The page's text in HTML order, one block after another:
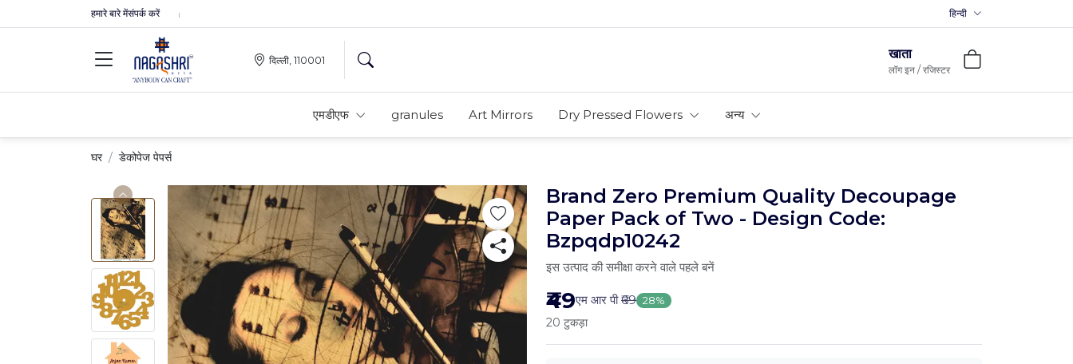
हमारे बारे मेंसंपर्क करें Premium MDFs || Made In
हिन्दी
दिल्ली, 110001 खाता
लॉग इन / रजिस्टर
एमडीएफ granules Art Mirrors Dry Pressed Flowers अन्य
घर डेकोपेज पेपर्स
Brand Zero Premium Quality Decoupage
Paper Pack of Two - Design Code:
Bzpqdp10242
इस उत्पाद की समीक्षा करने वाले पहले बनें
₹49एम आर पी₹69 28%
20 टुकड़ा